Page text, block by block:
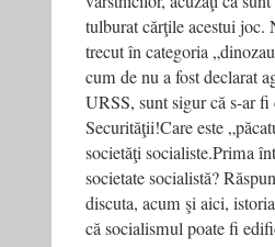
tulburat cărţile acestui joc.
trecut în categoria
cum de nu a fost declarat
URSS, sunt sigur că s-ar
Securităţii!Care este
societăţi socialiste.Prima
societate socialistă?
discuta, acum şi aici,
că socialismul poate fi